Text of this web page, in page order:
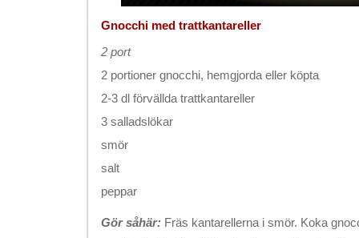
Gnocchi med trattkantareller
2 port
2 portioner gnocchi, hemgjorda eller köpta
2-3 dl förvällda trattkantareller
3 salladslökar
smör
salt
peppar
Gör såhär: Fräs kantarellerna i smör. Koka